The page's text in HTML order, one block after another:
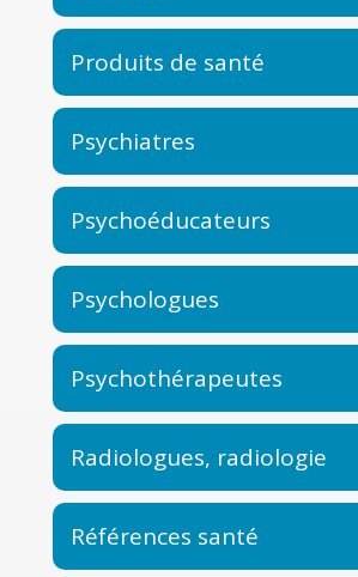
Produits de santé
Psychiatres
Psychoéducateurs
Psychologues
Psychothérapeutes
Radiologues, radiologie
Références santé